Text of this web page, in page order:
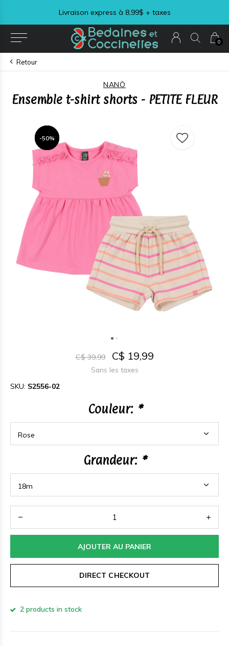
0
Livraison express à 8,99$ + taxes
Retour
NANÖ
Ensemble t-shirt shorts - PETITE FLEUR
-50%
-50%
-50%
C$ 39,99 C$ 19,99
Sans les taxes
SKU: S2556-02
Couleur: *
Grandeur: *
AJOUTER AU PANIER
DIRECT CHECKOUT
2 products in stock